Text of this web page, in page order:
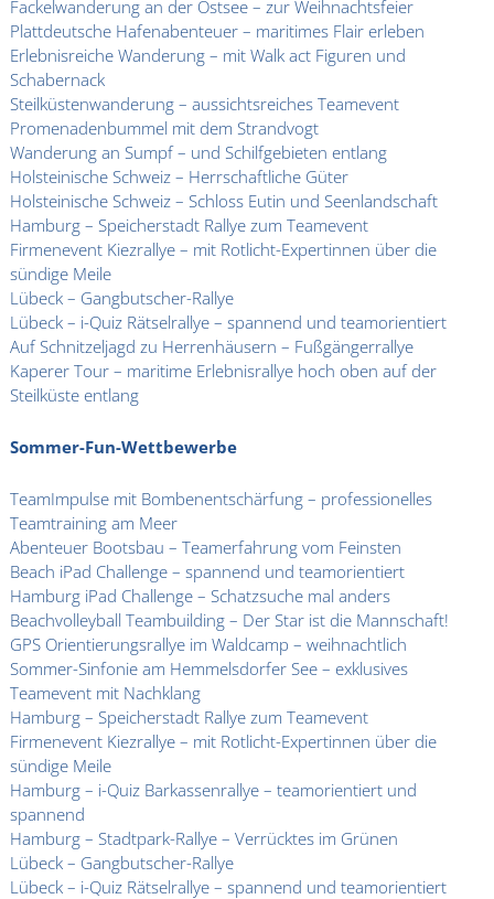
Fackelwanderung an der Ostsee – zur Weihnachtsfeier
Plattdeutsche Hafenabenteuer – maritimes Flair erleben
Erlebnisreiche Wanderung – mit Walk act Figuren und
Schabernack
Steilküstenwanderung – aussichtsreiches Teamevent
Promenadenbummel mit dem Strandvogt
Wanderung an Sumpf – und Schilfgebieten entlang
Holsteinische Schweiz – Herrschaftliche Güter
Holsteinische Schweiz – Schloss Eutin und Seenlandschaft
Hamburg – Speicherstadt Rallye zum Teamevent
Firmenevent Kiezrallye – mit Rotlicht-Expertinnen über die
sündige Meile
Lübeck – Gangbutscher-Rallye
Lübeck – i-Quiz Rätselrallye – spannend und teamorientiert
Auf Schnitzeljagd zu Herrenhäusern – Fußgängerrallye
Kaperer Tour – maritime Erlebnisrallye hoch oben auf der
Steilküste entlang
Sommer-Fun-Wettbewerbe
TeamImpulse mit Bombenentschärfung – professionelles
Teamtraining am Meer
Abenteuer Bootsbau – Teamerfahrung vom Feinsten
Beach iPad Challenge – spannend und teamorientiert
Hamburg iPad Challenge – Schatzsuche mal anders
Beachvolleyball Teambuilding – Der Star ist die Mannschaft!
GPS Orientierungsrallye im Waldcamp – weihnachtlich
Sommer-Sinfonie am Hemmelsdorfer See – exklusives
Teamevent mit Nachklang
Hamburg – Speicherstadt Rallye zum Teamevent
Firmenevent Kiezrallye – mit Rotlicht-Expertinnen über die
sündige Meile
Hamburg – i-Quiz Barkassenrallye – teamorientiert und
spannend
Hamburg – Stadtpark-Rallye – Verrücktes im Grünen
Lübeck – Gangbutscher-Rallye
Lübeck – i-Quiz Rätselrallye – spannend und teamorientiert